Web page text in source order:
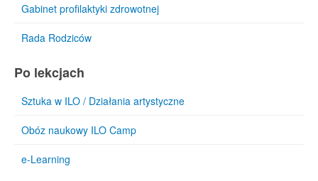
Gabinet profilaktyki zdrowotnej
Rada Rodziców
Po lekcjach
Sztuka w ILO / Działania artystyczne
Obóz naukowy ILO Camp
e-Learning